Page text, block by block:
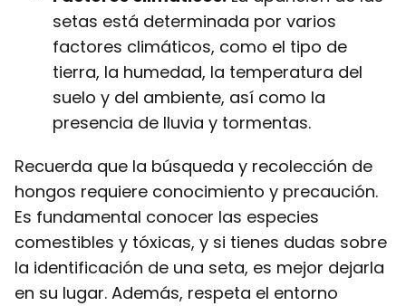
setas está determinada por varios
factores climáticos, como el tipo de
tierra, la humedad, la temperatura del
suelo y del ambiente, así como la
presencia de lluvia y tormentas.
Recuerda que la búsqueda y recolección de
hongos requiere conocimiento y precaución.
Es fundamental conocer las especies
comestibles y tóxicas, y si tienes dudas sobre
la identificación de una seta, es mejor dejarla
en su lugar. Además, respeta el entorno